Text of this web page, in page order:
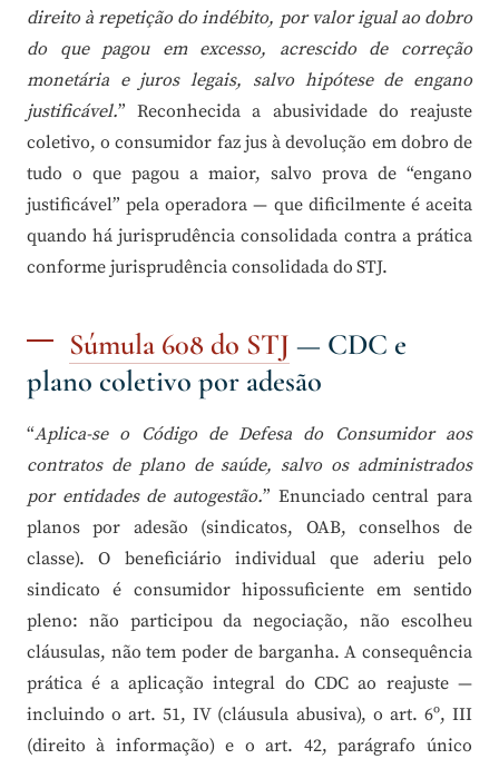
direito à repetição do indébito, por valor igual ao dobro
do que pagou em excesso, acrescido de correção
monetária e juros legais, salvo hipótese de engano
justificável.” Reconhecida a abusividade do reajuste
coletivo, o consumidor faz jus à devolução em dobro de
tudo o que pagou a maior, salvo prova de “engano
justificável” pela operadora — que dificilmente é aceita
quando há jurisprudência consolidada contra a prática
conforme jurisprudência consolidada do STJ.
Súmula 608 do STJ — CDC e
plano coletivo por adesão
“Aplica-se o Código de Defesa do Consumidor aos
contratos de plano de saúde, salvo os administrados
por entidades de autogestão.” Enunciado central para
planos por adesão (sindicatos, OAB, conselhos de
classe). O beneficiário individual que aderiu pelo
sindicato é consumidor hipossuficiente em sentido
pleno: não participou da negociação, não escolheu
cláusulas, não tem poder de barganha. A consequência
prática é a aplicação integral do CDC ao reajuste —
incluindo o art. 51, IV (cláusula abusiva), o art. 6º, III
(direito à informação) e o art. 42, parágrafo único